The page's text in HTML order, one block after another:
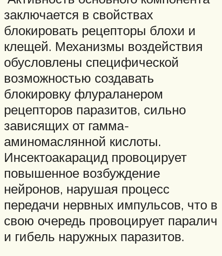
заключается в свойствах
блокировать рецепторы блохи и
клещей. Механизмы воздействия
обусловлены специфической
возможностью создавать
блокировку флураланером
рецепторов паразитов, сильно
зависящих от гамма-
аминомаслянной кислоты.
Инсектоакарацид провоцирует
повышенное возбуждение
нейронов, нарушая процесс
передачи нервных импульсов, что в
свою очередь провоцирует паралич
и гибель наружных паразитов.